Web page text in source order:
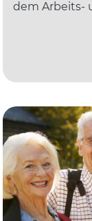
dem Arbeits-